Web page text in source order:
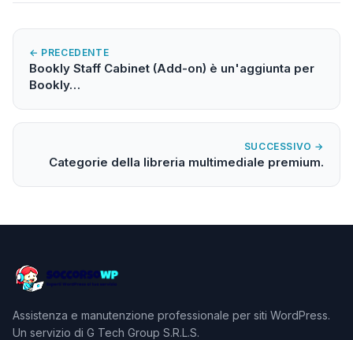
← PRECEDENTE
Bookly Staff Cabinet (Add-on) è un'aggiunta per
Bookly…
SUCCESSIVO →
Categorie della libreria multimediale premium.
Assistenza e manutenzione professionale per siti WordPress.
Un servizio di G Tech Group S.R.L.S.